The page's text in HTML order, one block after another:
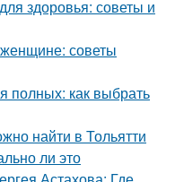
здоровья: советы и
советы
полных: как выбрать
найти в Тольятти
ли это